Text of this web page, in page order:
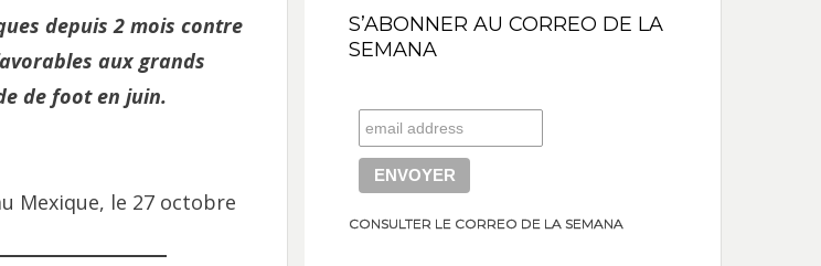
depuis 2 mois contre
aux grands
de foot en juin.
Mexique, le 27 octobre
S’ABONNER AU CORREO DE LA
SEMANA
CONSULTER LE CORREO DE LA SEMANA